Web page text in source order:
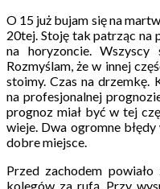
O 15 już bujam się na
20tej. Stoję tak patrząc na
na horyzoncie.
Rozmyślam, że w innej
stoimy. Czas na drzemkę.
na profesjonalnej
prognoz miał być w tej
wieje. Dwa ogromne
dobre miejsce.
Przed zachodem
kolegów za rufą. Przy